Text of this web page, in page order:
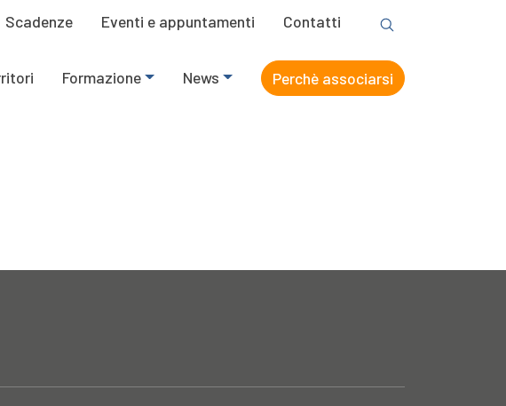
Scadenze Eventi e appuntamenti Contatti
Formazione News Perchè associarsi